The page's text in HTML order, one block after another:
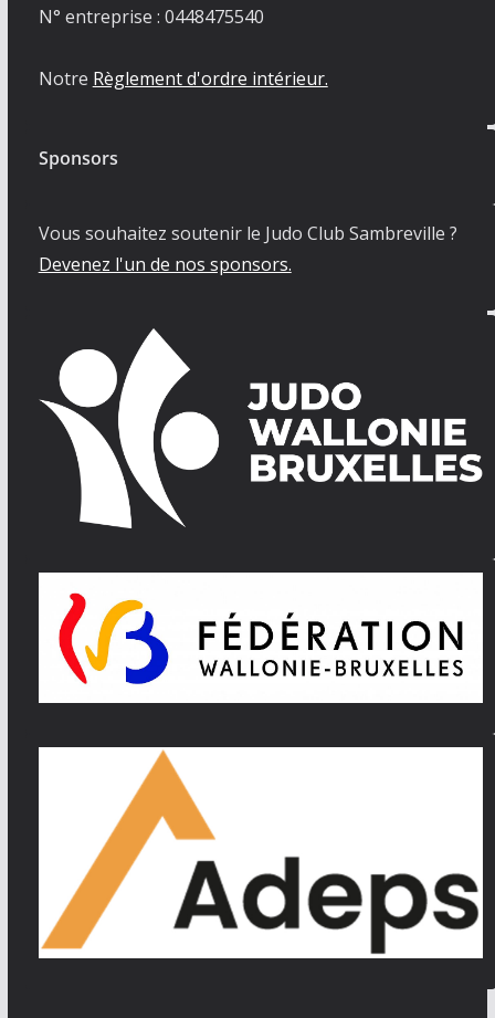
N° entreprise : 0448475540
Notre Règlement d'ordre intérieur.
Sponsors
Vous souhaitez soutenir le Judo Club Sambreville ?
Devenez l'un de nos sponsors.